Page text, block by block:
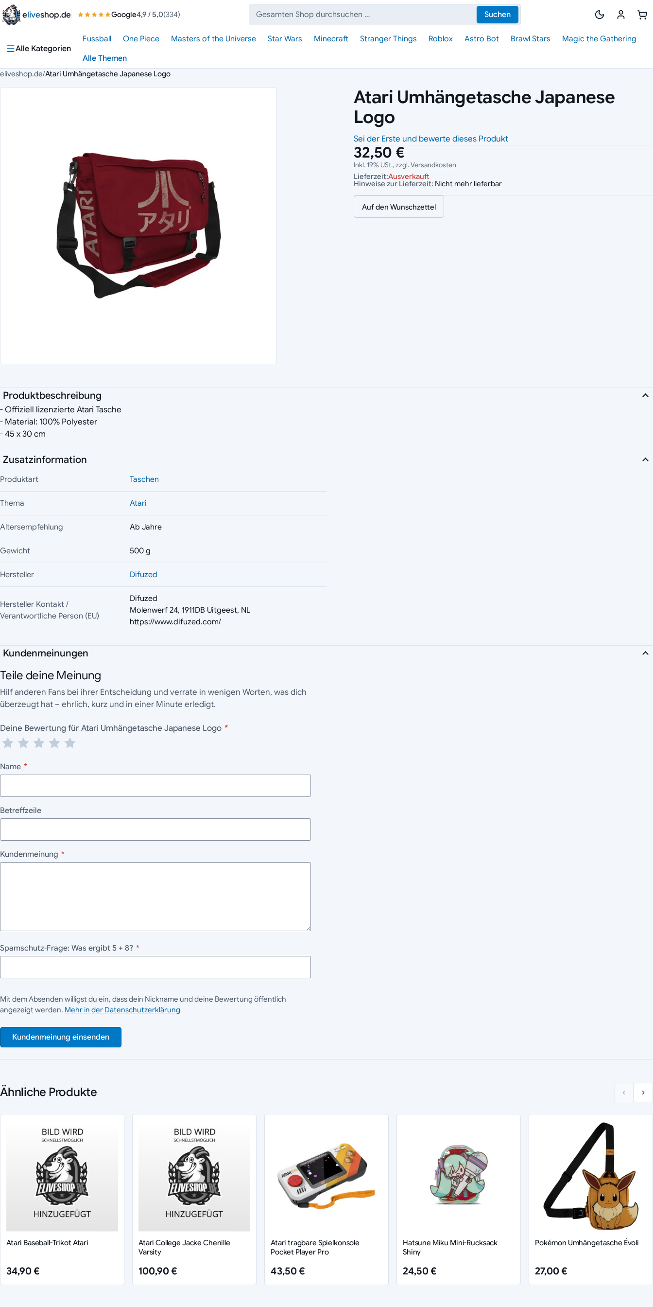
Zum Inhalt springen
eliveshop.de Google4,9 / 5,0(334)
Suche:
Suchen
Alle Kategorien
Fussball One Piece Masters of the Universe Star Wars Minecraft Stranger Things Roblox Astro Bot Brawl Stars
Magic the Gathering
Alle Themen
eliveshop.de/Atari Umhängetasche Japanese Logo
Atari Umhängetasche Japanese
Logo
Sei der Erste und bewerte dieses Produkt
32,50 €
Inkl. 19% USt., zzgl.Versandkosten
Lieferzeit:Ausverkauft
Hinweise zur Lieferzeit: Nicht mehr lieferbar
Auf den Wunschzettel
Produktbeschreibung
- Offiziell lizenzierte Atari Tasche
- Material: 100% Polyester
- 45 x 30 cm
Zusatzinformation
Produktart Taschen
Thema Atari
Altersempfehlung Ab Jahre
Gewicht 500 g
Hersteller Difuzed
Hersteller Kontakt /
Verantwortliche Person (EU)
Difuzed
Molenwerf 24, 1911DB Uitgeest, NL
https://www.difuzed.com/
Kundenmeinungen
Teile deine Meinung
Hilf anderen Fans bei ihrer Entscheidung und verrate in wenigen Worten, was dich
überzeugt hat – ehrlich, kurz und in einer Minute erledigt.
Deine Bewertung für Atari Umhängetasche Japanese Logo *
Name *
Betreffzeile
Kundenmeinung *
Spamschutz-Frage: Was ergibt 5 + 8? *
Mit dem Absenden willigst du ein, dass dein Nickname und deine Bewertung öffentlich
angezeigt werden. Mehr in der Datenschutzerklärung
Kundenmeinung einsenden
Ähnliche Produkte
Atari Baseball-Trikot Atari
34,90 €
Atari College Jacke Chenille
Varsity
100,90 €
Atari tragbare Spielkonsole
Pocket Player Pro
43,50 €
Hatsune Miku Mini-Rucksack
Shiny
24,50 €
Pokémon Umhängetasche Évoli
27,00 €